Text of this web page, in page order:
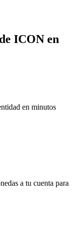
ICON en
en minutos
a tu cuenta para